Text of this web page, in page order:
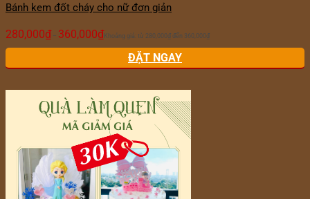
Bánh kem đốt cháy cho nữ đơn giản
280,000₫ – 360,000₫ Khoảng giá: từ 280,000₫ đến 360,000₫
ĐẶT NGAY